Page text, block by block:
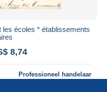
les écoles * établissements
8,74
Professioneel handelaar